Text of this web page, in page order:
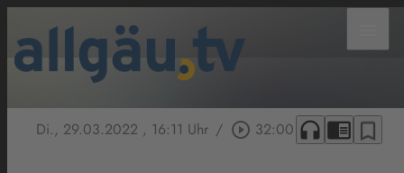
Di., 29.03.2022 , 16:11 Uhr / play_circle_outline 32:00 headphones chrome_reader_mode bookmark_border